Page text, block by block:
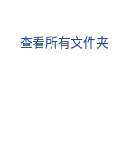
查看所有文件夹